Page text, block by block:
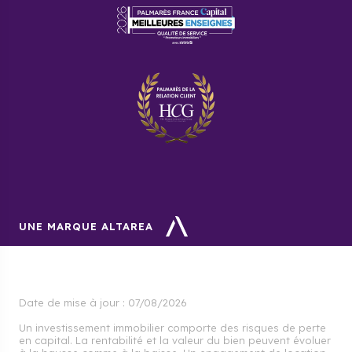
Foire aux questions
Quel est le nombre d'habitants de
7 859 Publiérains ont été recensés en 2021.
Parce que Cogedim concrétise vos rêves en
réalisant des logements sur-mesure. Vous aurez la
chance de loger dans la magnifique résidence haut
UNE MARQUE ALTAREA
Date de mise à jour : 07/08/2026
Un investissement immobilier comporte des risques de perte
en capital. La rentabilité et la valeur du bien peuvent évoluer